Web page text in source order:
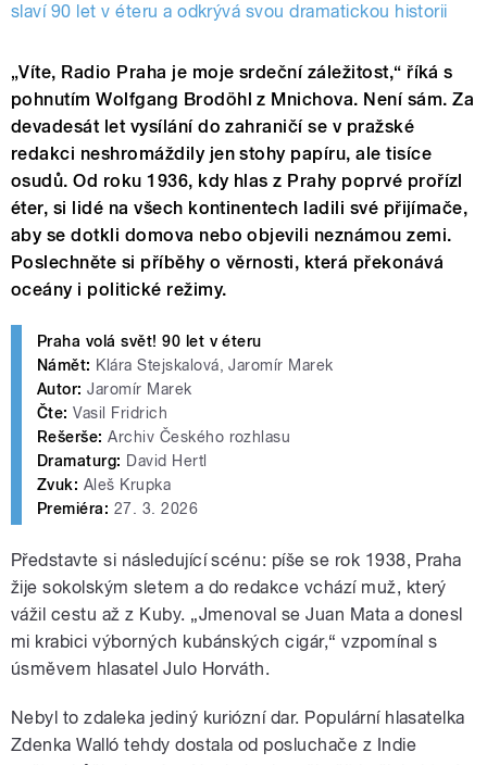
slaví 90 let v éteru a odkrývá svou dramatickou historii
„Víte, Radio Praha je moje srdeční záležitost,“ říká s
pohnutím Wolfgang Brodöhl z Mnichova. Není sám. Za
devadesát let vysílání do zahraničí se v pražské
redakci neshromáždily jen stohy papíru, ale tisíce
osudů. Od roku 1936, kdy hlas z Prahy poprvé prořízl
éter, si lidé na všech kontinentech ladili své přijímače,
aby se dotkli domova nebo objevili neznámou zemi.
Poslechněte si příběhy o věrnosti, která překonává
oceány i politické režimy.
Praha volá svět! 90 let v éteru
Námět: Klára Stejskalová, Jaromír Marek
Autor: Jaromír Marek
Čte: Vasil Fridrich
Rešerše: Archiv Českého rozhlasu
Dramaturg: David Hertl
Zvuk: Aleš Krupka
Premiéra: 27. 3. 2026
Představte si následující scénu: píše se rok 1938, Praha
žije sokolským sletem a do redakce vchází muž, který
vážil cestu až z Kuby. „Jmenoval se Juan Mata a donesl
mi krabici výborných kubánských cigár,“ vzpomínal s
úsměvem hlasatel Julo Horváth.
Nebyl to zdaleka jediný kuriózní dar. Populární hlasatelka
Zdenka Walló tehdy dostala od posluchače z Indie